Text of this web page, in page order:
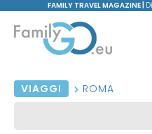
FAMILY TRAVEL MAGAZINE |
VIAGGI ROMA